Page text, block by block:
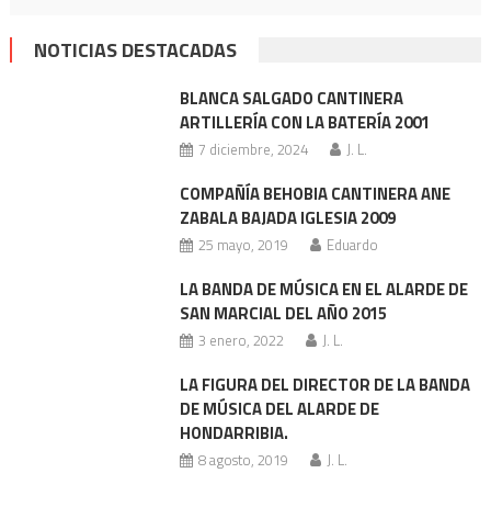
NOTICIAS DESTACADAS
BLANCA SALGADO CANTINERA
ARTILLERÍA CON LA BATERÍA 2001
7 diciembre, 2024 J. L.
COMPAÑÍA BEHOBIA CANTINERA ANE
ZABALA BAJADA IGLESIA 2009
25 mayo, 2019 Eduardo
LA BANDA DE MÚSICA EN EL ALARDE DE
SAN MARCIAL DEL AÑO 2015
3 enero, 2022 J. L.
LA FIGURA DEL DIRECTOR DE LA BANDA
DE MÚSICA DEL ALARDE DE
HONDARRIBIA.
8 agosto, 2019 J. L.